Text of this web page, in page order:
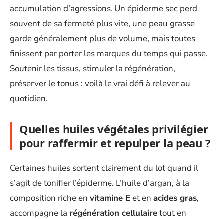
accumulation d’agressions. Un épiderme sec perd
souvent de sa fermeté plus vite, une peau grasse
garde généralement plus de volume, mais toutes
finissent par porter les marques du temps qui passe.
Soutenir les tissus, stimuler la régénération,
préserver le tonus : voilà le vrai défi à relever au
quotidien.
Quelles huiles végétales privilégier
pour raffermir et repulper la peau ?
Certaines huiles sortent clairement du lot quand il
s’agit de tonifier l’épiderme. L’huile d’argan, à la
composition riche en vitamine Eet en acides gras,
accompagne la régénération cellulairetout en